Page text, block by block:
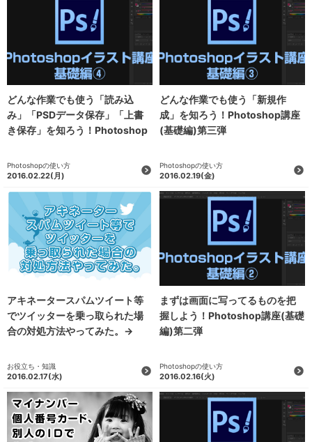
どんな作業でも使う「読み込
み」「PSDデータ保存」「上書
き保存」を知ろう！Photoshop
Photoshopの使い方
2016.02.22(月)
どんな作業でも使う「新規作
成」を知ろう！Photoshop講座
(基礎編)第三弾
Photoshopの使い方
2016.02.19(金)
アキネータースパムツイート等
でツイッターを乗っ取られた場
合の対処方法やってみた。→
お役立ち・知識
2016.02.17(水)
まずは画面に写ってるものを把
握しよう！Photoshop講座(基礎
編)第二弾
Photoshopの使い方
2016.02.16(火)